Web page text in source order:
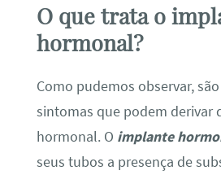
O que trata o
hormonal?
Como pudemos observar,
sintomas que podem derivar
hormonal. O implante
seus tubos a presença de